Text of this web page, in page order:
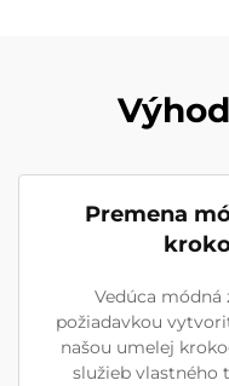
Premena
Vedúca módná
požiadavkou
našou umelej
služieb vlastného